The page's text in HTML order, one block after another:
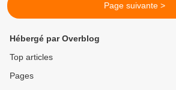
Page suivante >
Hébergé par Overblog
Top articles
Pages